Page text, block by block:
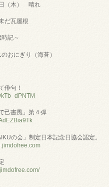
（木） 晴れ
だ瓦屋根
時記～
おにぎり（海苔）
俳句！
己書風」第４弾
の会」制定日本記念日協会認定。